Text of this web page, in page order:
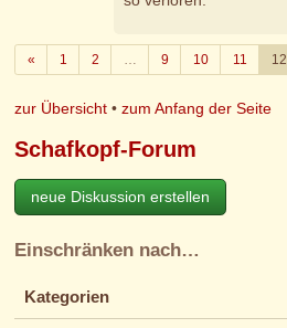
«Zurück
1 2 … 9 10 11 12
zur Übersicht •zum Anfang der Seite
Schafkopf-Forum
neue Diskussion erstellen
Einschränken nach…
Kategorien